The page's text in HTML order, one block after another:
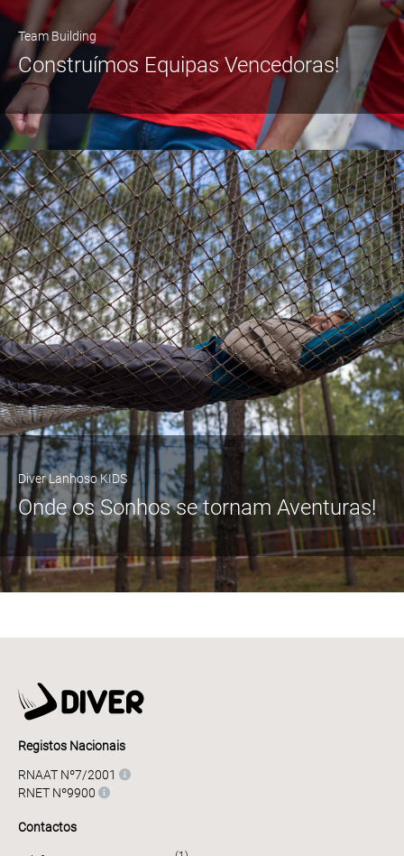
Team Building
Construímos Equipas Vencedoras!
Diver Lanhoso KIDS
Onde os Sonhos se tornam Aventuras!
Registos Nacionais
RNAAT Nº7/2001
RNET Nº9900
Contactos